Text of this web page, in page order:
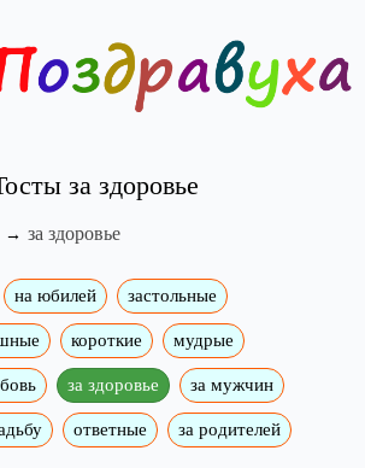
за здоровье
за здоровье
на юбилей застольные
короткие мудрые
за здоровье за мужчин
ответные за родителей